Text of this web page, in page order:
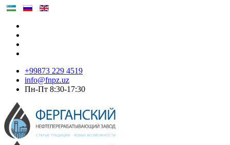
+99873 229 4519
info@fnpz.uz
Пн-Пт 8:30-17:30